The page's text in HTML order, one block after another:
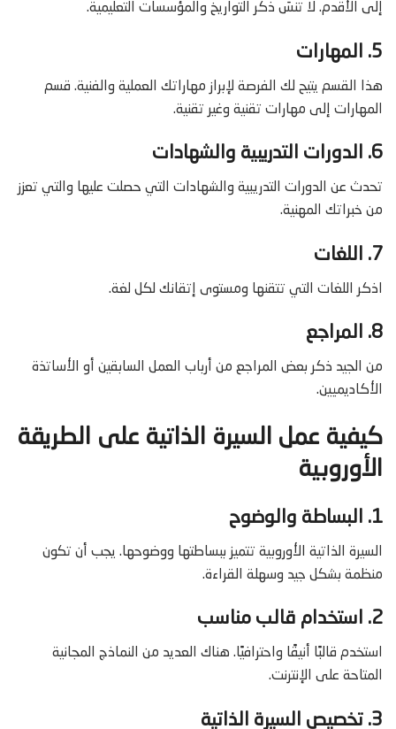
إلى الأقدم. لا تنسَ ذكر التواريخ والمؤسسات التعليمية.
5. المهارات
هذا القسم يتيح لك الفرصة لإبراز مهاراتك العملية والفنية. قسم
المهارات إلى مهارات تقنية وغير تقنية.
6. الدورات التدريبية والشهادات
تحدث عن الدورات التدريبية والشهادات التي حصلت عليها والتي تعزز
من خبراتك المهنية.
7. اللغات
اذكر اللغات التي تتقنها ومستوى إتقانك لكل لغة.
8. المراجع
من الجيد ذكر بعض المراجع من أرباب العمل السابقين أو الأساتذة
الأكاديميين.
كيفية عمل السيرة الذاتية على الطريقة
الأوروبية
1. البساطة والوضوح
السيرة الذاتية الأوروبية تتميز ببساطتها ووضوحها. يجب أن تكون
منظمة بشكل جيد وسهلة القراءة.
2. استخدام قالب مناسب
استخدم قالبًا أنيقًا واحترافيًا. هناك العديد من النماذج المجانية
المتاحة على الإنترنت.
3. تخصيص السيرة الذاتية